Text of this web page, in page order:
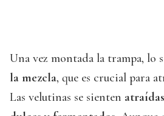
Una vez montada la trampa, lo
la mezcla, que es crucial para
Las velutinas se sienten